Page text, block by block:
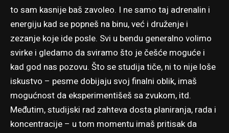
to sam kasnije baš zavoleo. I ne samo taj adrenalin i
energiju kad se popneš na binu, već i druženje i
zezanje koje ide posle. Svi u bendu generalno volimo
svirke i gledamo da sviramo što je češće moguće i
kad god nas pozovu. Što se studija tiče, ni to nije loše
iskustvo – pesme dobijaju svoj finalni oblik, imaš
mogućnost da eksperimentišeš sa zvukom, itd.
Međutim, studijski rad zahteva dosta planiranja, rada i
koncentracije – u tom momentu imaš pritisak da